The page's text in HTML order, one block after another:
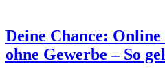
Deine Chance:
ohne Gewerbe – So